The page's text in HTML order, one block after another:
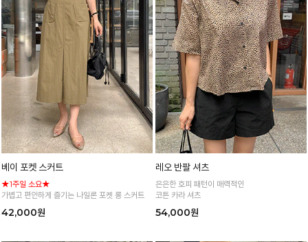
베이 포켓 스커트
★1주일 소요★
가볍고 편안하게 즐기는 나일론 포켓 롱 스커트
42,000원
레오 반팔 셔츠
은은한 호피 패턴이 매력적인
코튼 카라 셔츠
54,000원